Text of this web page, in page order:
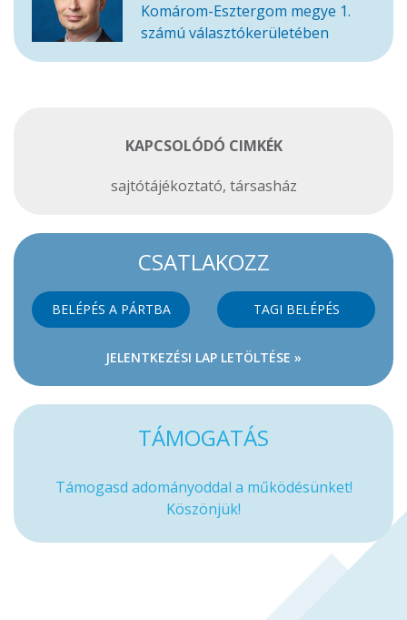
Komárom-Esztergom megye 1.
számú választókerületében
KAPCSOLÓDÓ CIMKÉK
sajtótájékoztató, társasház
CSATLAKOZZ
BELÉPÉS A PÁRTBA TAGI BELÉPÉS
JELENTKEZÉSI LAP LETÖLTÉSE »
TÁMOGATÁS
Támogasd adományoddal a működésünket!
Köszönjük!